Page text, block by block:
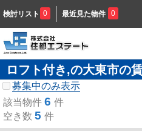
検討リスト 0 最近見た物件 0
ロフト付き,の大東市の
募集中のみ表示
該当物件 6 件
空き数 5 件